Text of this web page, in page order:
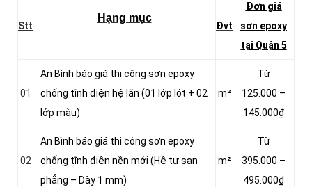
Stt
Hạng mục
Đvt
Đơn giá
sơn epoxy
tại Quận 5
01
An Bình báo giá thi công sơn epoxy
chống tĩnh điện hệ lăn (01 lớp lót + 02
lớp màu)
m²
Từ
125.000 –
145.000₫
02
An Bình báo giá thi công sơn epoxy
chống tĩnh điện nền mới (Hệ tự san
phẳng – Dày 1 mm)
m²
Từ
395.000 –
495.000₫